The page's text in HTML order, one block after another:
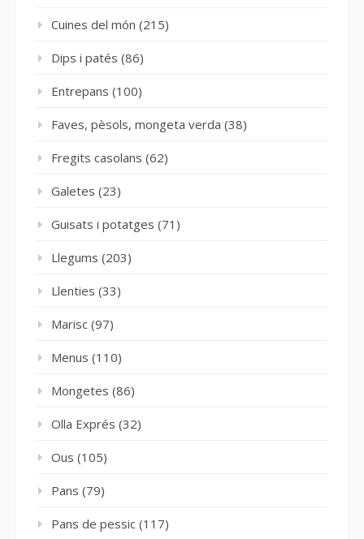
Cuines del món (215)
Dips i patés (86)
Entrepans (100)
Faves, pèsols, mongeta verda (38)
Fregits casolans (62)
Galetes (23)
Guisats i potatges (71)
Llegums (203)
Llenties (33)
Marisc (97)
Menus (110)
Mongetes (86)
Olla Exprés (32)
Ous (105)
Pans (79)
Pans de pessic (117)